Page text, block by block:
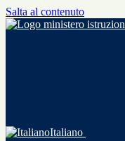
Salta al contenuto
Italiano